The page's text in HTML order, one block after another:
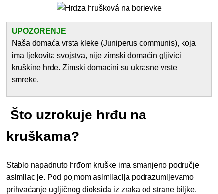
UPOZORENJE
Naša domaća vrsta kleke (Juniperus communis), koja
ima ljekovita svojstva, nije zimski domaćin gljivici
kruškine hrđe. Zimski domaćini su ukrasne vrste
smreke.
Što uzrokuje hrđu na
kruškama?
Stablo napadnuto hrđom kruške ima smanjeno područje
asimilacije. Pod pojmom asimilacija podrazumijevamo
prihvaćanje ugljičnog dioksida iz zraka od strane biljke.